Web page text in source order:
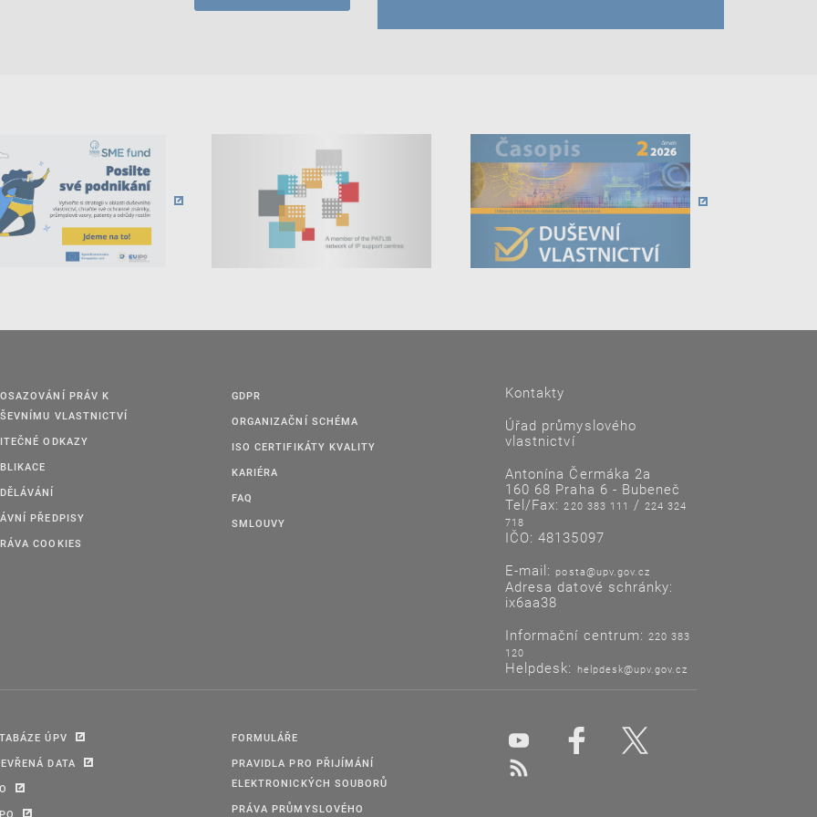
PRÁV K
VLASTNICTVÍ
ODKAZY
PŘEDPISY
COOKIES
GDPR
ORGANIZAČNÍ SCHÉMA
ISO CERTIFIKÁTY KVALITY
KARIÉRA
FAQ
SMLOUVY
Kontakty
Úřad průmyslového
vlastnictví
Antonína Čermáka 2a
160 68 Praha 6 - Bubeneč
Tel/Fax:220 383 111 /224 324
718
IČO: 48135097
E-mail: posta@upv.gov.cz
Adresa datové schránky:
ix6aa38
Informační centrum: 220 383
120
Helpdesk: helpdesk@upv.gov.cz
ÚPV
DATA
FORMULÁŘE
PRAVIDLA PRO PŘIJÍMÁNÍ
ELEKTRONICKÝCH SOUBORŮ
PRÁVA PRŮMYSLOVÉHO